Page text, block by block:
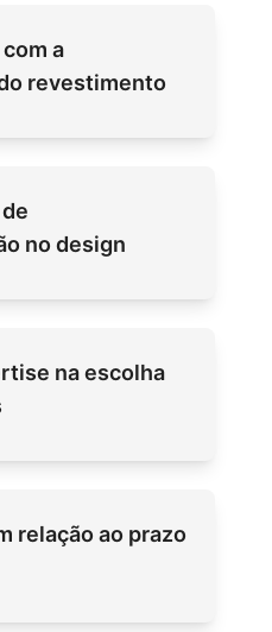
a
revestimento
no design
na escolha
relação ao prazo